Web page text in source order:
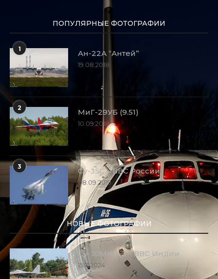
ПОПУЛЯРНЫЕ ФОТОГРАФИИ
1
Ан-22А “Антей”
19.08.2018
2
МиГ-29УБ (9.51)
10.09.2018
3
Су-35С – ВВС России
08.09.2019
НОВЫЕ ФОТОГРАФИИ
Су-30МКИ-3 – ВВС Индии
15.11.2024